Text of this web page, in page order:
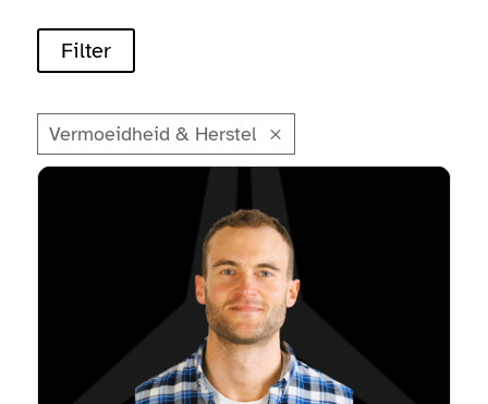
Filter
Vermoeidheid & Herstel